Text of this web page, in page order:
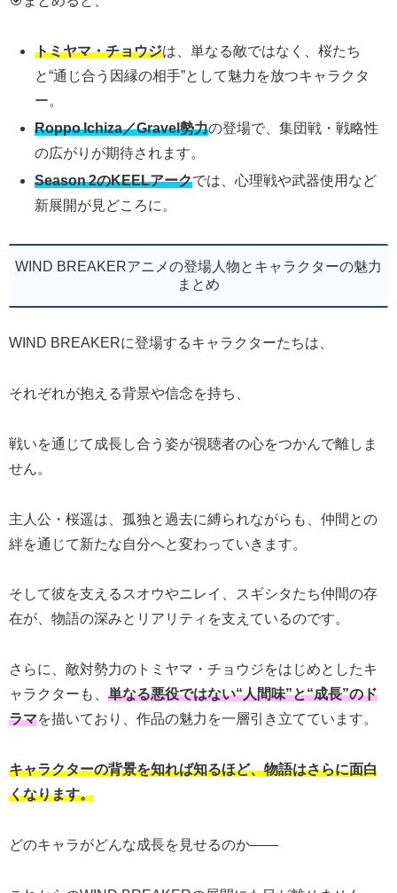
トミヤマ・チョウジは、単なる敵ではなく、桜たち
と“通じ合う因縁の相手”として魅力を放つキャラクタ
ー。
Roppo Ichiza／Gravel勢力の登場で、集団戦・戦略性
の広がりが期待されます。
Season 2のKEELアークでは、心理戦や武器使用など
新展開が見どころに。
WIND BREAKERアニメの登場人物とキャラクターの魅力
まとめ
WIND BREAKERに登場するキャラクターたちは、
それぞれが抱える背景や信念を持ち、
戦いを通じて成長し合う姿が視聴者の心をつかんで離しま
せん。
主人公・桜遥は、孤独と過去に縛られながらも、仲間との
絆を通じて新たな自分へと変わっていきます。
そして彼を支えるスオウやニレイ、スギシタたち仲間の存
在が、物語の深みとリアリティを支えているのです。
さらに、敵対勢力のトミヤマ・チョウジをはじめとしたキ
ャラクターも、 単なる悪役ではない“人間味”と“成長”のド
ラマを描いており、作品の魅力を一層引き立てています。
キャラクターの背景を知れば知るほど、物語はさらに面白
くなります。
どのキャラがどんな成長を見せるのか――